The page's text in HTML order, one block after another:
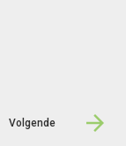
Volgende